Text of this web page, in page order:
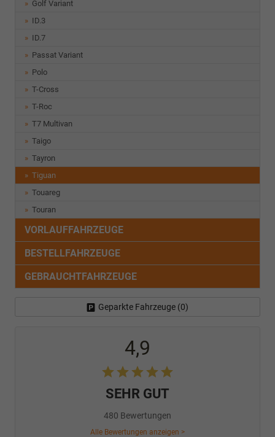
Golf Variant
ID.3
ID.7
Passat Variant
Polo
T-Cross
T-Roc
T7 Multivan
Taigo
Tayron
Tiguan
Touareg
Touran
VORLAUFFAHRZEUGE
BESTELLFAHRZEUGE
GEBRAUCHTFAHRZEUGE
Geparkte Fahrzeuge (0)
4,9
SEHR GUT
480 Bewertungen
Alle Bewertungen anzeigen >